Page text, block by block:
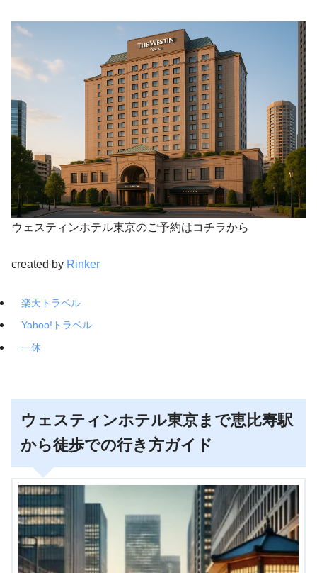
ウェスティンホテル東京のご予約はコチラから
created by Rinker
楽天トラベル
Yahoo!トラベル
一休
ウェスティンホテル東京まで恵比寿駅
から徒歩での行き方ガイド